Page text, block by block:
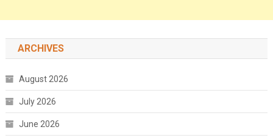
ARCHIVES
August 2026
July 2026
June 2026